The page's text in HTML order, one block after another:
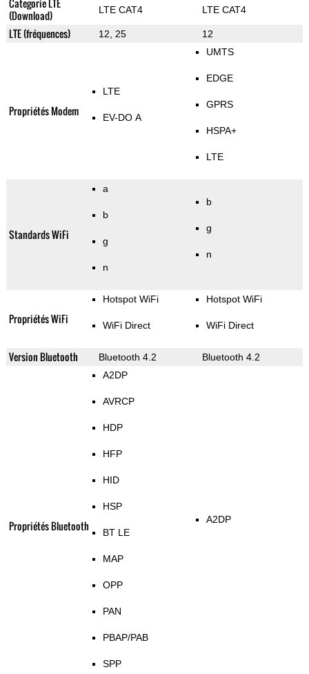
Categorie LTE
(Download)
LTE CAT4 LTE CAT4
LTE (fréquences) 12, 25 12
Propriétés Modem
LTE
EV-DO A
UMTS
EDGE
GPRS
HSPA+
LTE
Standards WiFi
a
b
g
n
b
g
n
Propriétés WiFi
Hotspot WiFi
WiFi Direct
Hotspot WiFi
WiFi Direct
Version Bluetooth Bluetooth 4.2 Bluetooth 4.2
Propriétés Bluetooth
A2DP
AVRCP
HDP
HFP
HID
HSP
BT LE
MAP
OPP
PAN
PBAP/PAB
SPP
A2DP